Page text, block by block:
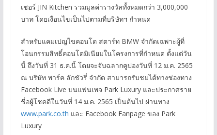
เชอร์ JIN Kitchen รวมมูลค่ารางวัลทั้งหมดกว่า 3,000,000
บาท โดยเงื่อนไขเป็นไปตามที่บริษัทฯ กำหนด
สำหรับแคมเปญไขคอนโด สตาร์ท BMW จำกัดเฉพาะผู้ที่
โอนกรรมสิทธิ์คอนโดมิเนียมในโครงการที่กำหนด ตั้งแต่วัน
นี้ ถึงวันที่ 31 ธ.ค.นี้ โดยจะจับฉลากคูปองวันที่ 12 ม.ค. 2565
ณ บริษัท พาร์ค ลักชัวรี่ จำกัด สามารถรับชมได้ทางช่องทาง
Facebook Live บนแฟนเพจ Park Luxury และประกาศราย
ชื่อผู้โชคดีในวันที่ 14 ม.ค. 2565 เป็นต้นไป ผ่านทาง
www.park.co.th และ Facebook Fanpage ของ Park
Luxury